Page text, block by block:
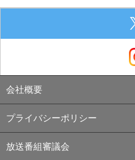
会社概要
プライバシーポリシー
放送番組審議会